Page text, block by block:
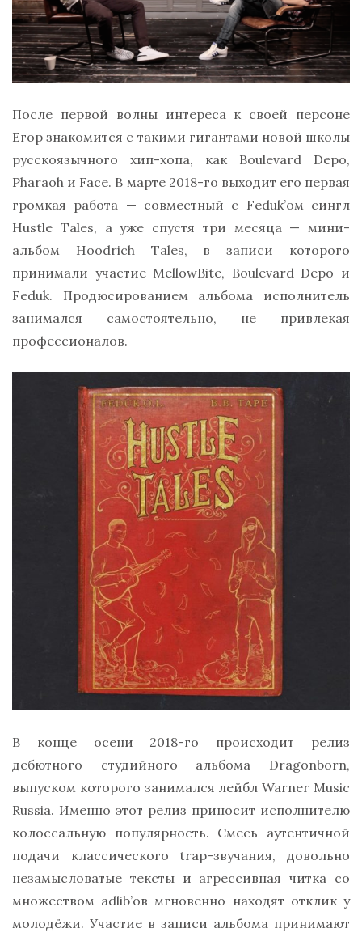
После первой волны интереса к своей персоне
Егор знакомится с такими гигантами новой школы
русскоязычного хип-хопа, как Boulevard Depo,
Pharaoh и Face. В марте 2018-го выходит его первая
громкая работа — совместный с Feduk’ом сингл
Hustle Tales, а уже спустя три месяца — мини-
альбом Hoodrich Tales, в записи которого
принимали участие MellowBite, Boulevard Depo и
Feduk. Продюсированием альбома исполнитель
занимался самостоятельно, не привлекая
профессионалов.
В конце осени 2018-го происходит релиз
дебютного студийного альбома Dragonborn,
выпуском которого занимался лейбл Warner Music
Russia. Именно этот релиз приносит исполнителю
колоссальную популярность. Смесь аутентичной
подачи классического trap-звучания, довольно
незамысловатые тексты и агрессивная читка со
множеством adlib’ов мгновенно находят отклик у
молодёжи. Участие в записи альбома принимают